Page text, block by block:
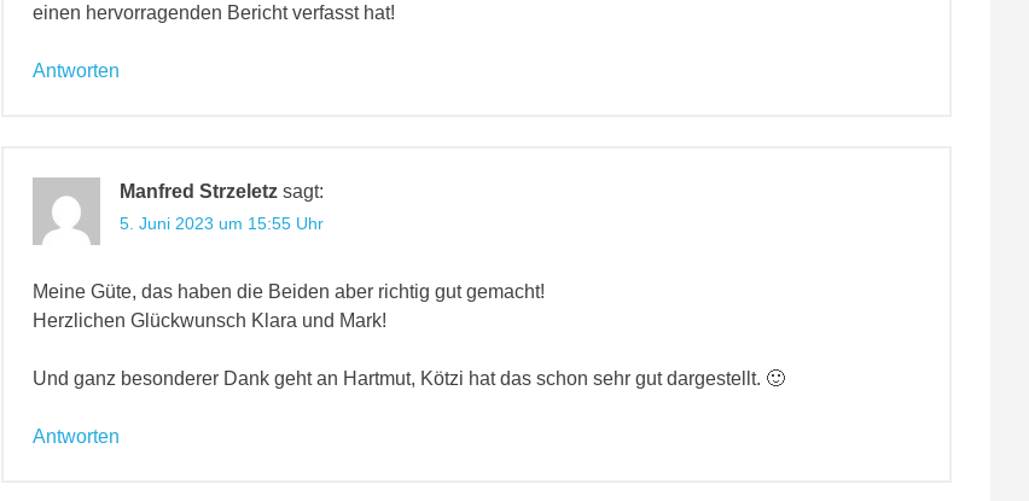
einen hervorragenden Bericht verfasst hat!
Antworten
Manfred Strzeletz sagt:
5. Juni 2023 um 15:55 Uhr
Meine Güte, das haben die Beiden aber richtig gut gemacht!
Herzlichen Glückwunsch Klara und Mark!
Und ganz besonderer Dank geht an Hartmut, Kötzi hat das schon sehr gut dargestellt. 🙂
Antworten